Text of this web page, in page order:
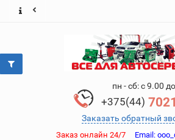
пн - сб: с 9.00
+375(44)
Заказать обратный
Заказ онлайн 24/7 Email: